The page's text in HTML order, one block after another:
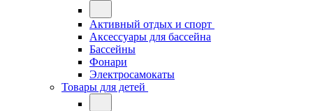
Активный отдых и спорт
Аксессуары для бассейна
Бассейны
Фонари
Электросамокаты
Товары для детей